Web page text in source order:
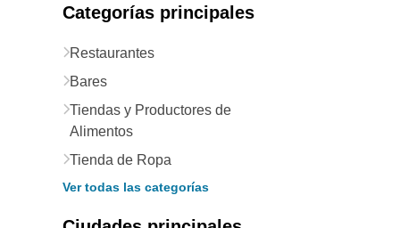
Categorías principales
Restaurantes
Bares
Tiendas y Productores de
Alimentos
Tienda de Ropa
Ver todas las categorías